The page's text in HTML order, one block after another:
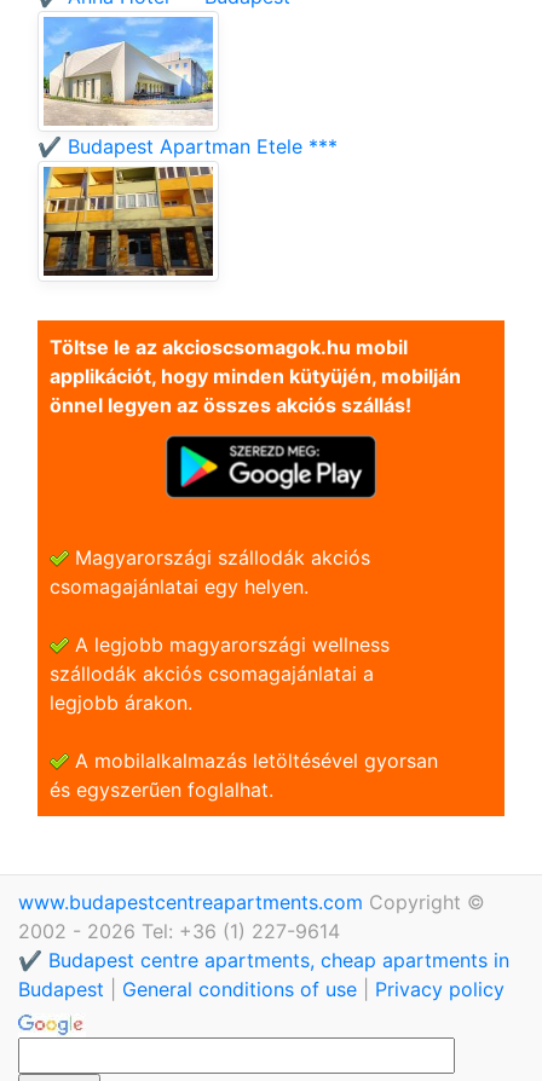
✔️ Budapest Apartman Etele ***
Töltse le az akcioscsomagok.hu mobil
applikációt, hogy minden kütyüjén, mobilján
önnel legyen az összes akciós szállás!
Magyarországi szállodák akciós
csomagajánlatai egy helyen.
A legjobb magyarországi wellness
szállodák akciós csomagajánlatai a
legjobb árakon.
A mobilalkalmazás letöltésével gyorsan
és egyszerũen foglalhat.
www.budapestcentreapartments.com Copyright ©
2002 - 2026 Tel: +36 (1) 227-9614
✔️ Budapest centre apartments, cheap apartments in
Budapest
General conditions of use Privacy policy